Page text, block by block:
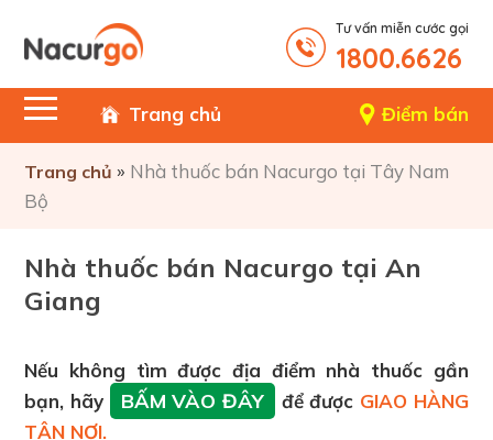
Tư vấn miễn cước gọi
1800.6626
Trang chủ Điểm bán
Trang chủ » Nhà thuốc bán Nacurgo tại Tây Nam
Bộ
Nhà thuốc bán Nacurgo tại An
Giang
Nếu không tìm được địa điểm nhà thuốc gần
bạn, hãy
BẤM VÀO ĐÂY để được GIAO HÀNG
TẬN NƠI.